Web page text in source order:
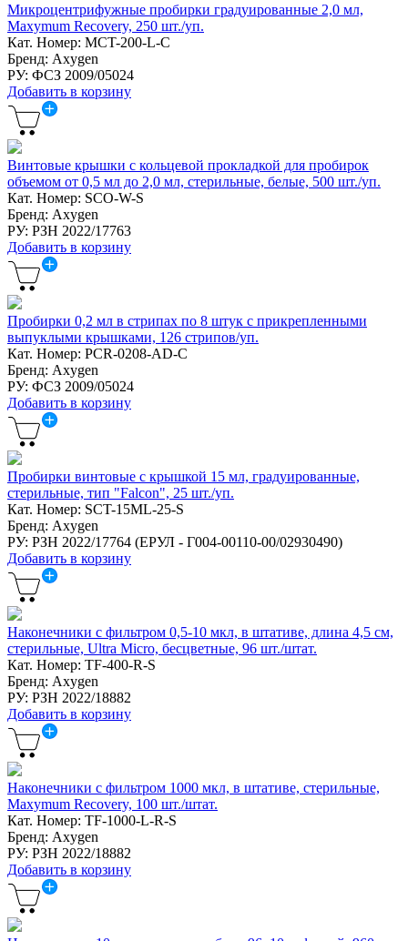
Микроцентрифужные пробирки градуированные 2,0 мл,
Maxymum Recovery, 250 шт./уп.
Кат. Номер: MCT-200-L-C
Бренд: Axygen
РУ: ФСЗ 2009/05024
Добавить в корзину
Винтовые крышки с кольцевой прокладкой для пробирок
объемом от 0,5 мл до 2,0 мл, стерильные, белые, 500 шт./уп.
Кат. Номер: SCO-W-S
Бренд: Axygen
РУ: РЗН 2022/17763
Добавить в корзину
Пробирки 0,2 мл в стрипах по 8 штук с прикрепленными
выпуклыми крышками, 126 стрипов/уп.
Кат. Номер: PCR-0208-AD-C
Бренд: Axygen
РУ: ФСЗ 2009/05024
Добавить в корзину
Пробирки винтовые с крышкой 15 мл, градуированные,
стерильные, тип "Falcon", 25 шт./уп.
Кат. Номер: SCT-15ML-25-S
Бренд: Axygen
РУ: РЗН 2022/17764 (ЕРУЛ - Г004-00110-00/02930490)
Добавить в корзину
Наконечники с фильтром 0,5-10 мкл, в штативе, длина 4,5 см,
стерильные, Ultra Micro, бесцветные, 96 шт./штат.
Кат. Номер: TF-400-R-S
Бренд: Axygen
РУ: РЗН 2022/18882
Добавить в корзину
Наконечники с фильтром 1000 мкл, в штативе, стерильные,
Maxymum Recovery, 100 шт./штат.
Кат. Номер: TF-1000-L-R-S
Бренд: Axygen
РУ: РЗН 2022/18882
Добавить в корзину